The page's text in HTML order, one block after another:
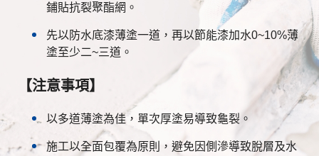
鋪貼抗裂聚酯網。
先以防水底漆薄塗一道，再以節能漆加水0~10%薄
塗至少二~三道。
【注意事項】
以多道薄塗為佳，單次厚塗易導致龜裂。
施工以全面包覆為原則，避免因側滲導致脫層及水